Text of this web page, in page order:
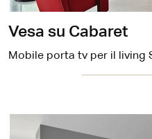
Vesa su Cabaret